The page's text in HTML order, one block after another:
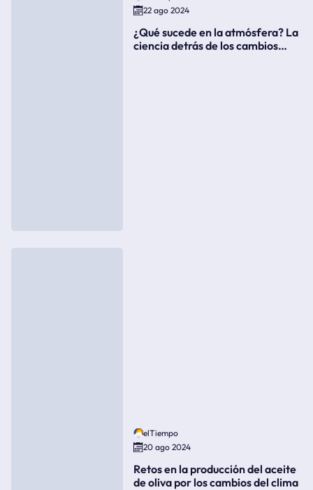
22 ago 2024
¿Qué sucede en la atmósfera? La
ciencia detrás de los cambios
elTiempo
20 ago 2024
Retos en la producción del aceite
de oliva por los cambios del clima